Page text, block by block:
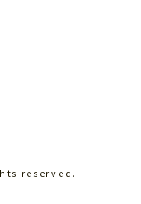
reserved.